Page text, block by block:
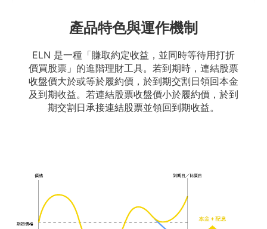
產品特色與運作機制
ELN 是一種「賺取約定收益，並同時等待用打折
價買股票」的進階理財工具。若到期時，連結股票
收盤價大於或等於履約價，於到期交割日領回本金
及到期收益。若連結股票收盤價小於履約價，於到
期交割日承接連結股票並領回到期收益。